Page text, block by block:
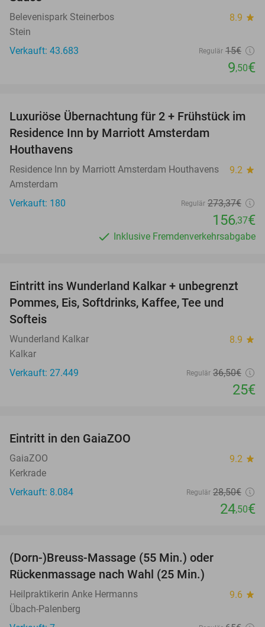
Belevenispark Steinerbos 8.9 star
Stein
Verkauft: 43.683
Regulär 15€
9,50€
43%
Luxuriöse Übernachtung für 2 + Frühstück im
Residence Inn by Marriott Amsterdam
Houthavens
Residence Inn by Marriott Amsterdam Houthavens 9.2 star
Amsterdam
Verkauft: 180
Regulär 273,37€
156,37€
Inklusive Fremdenverkehrsabgabe
32%
Eintritt ins Wunderland Kalkar + unbegrenzt
Pommes, Eis, Softdrinks, Kaffee, Tee und
Softeis
Wunderland Kalkar 8.9 star
Kalkar
Verkauft: 27.449
Regulär 36,50€
25€
Eintritt in den GaiaZOO
GaiaZOO 9.2 star
Kerkrade
Verkauft: 8.084
Regulär 28,50€
24,50€
(Dorn-)Breuss-Massage (55 Min.) oder
Rückenmassage nach Wahl (25 Min.)
Heilpraktikerin Anke Hermanns 9.6 star
Übach-Palenberg